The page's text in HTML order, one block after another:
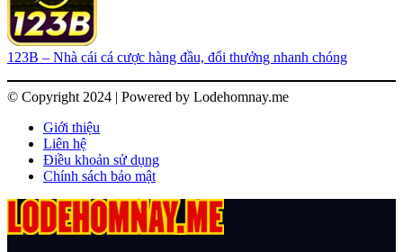
123B – Nhà cái cá cược hàng đầu, đổi thưởng nhanh chóng
© Copyright 2024 | Powered by Lodehomnay.me
Giới thiệu
Liên hệ
Điều khoản sử dụng
Chính sách bảo mật